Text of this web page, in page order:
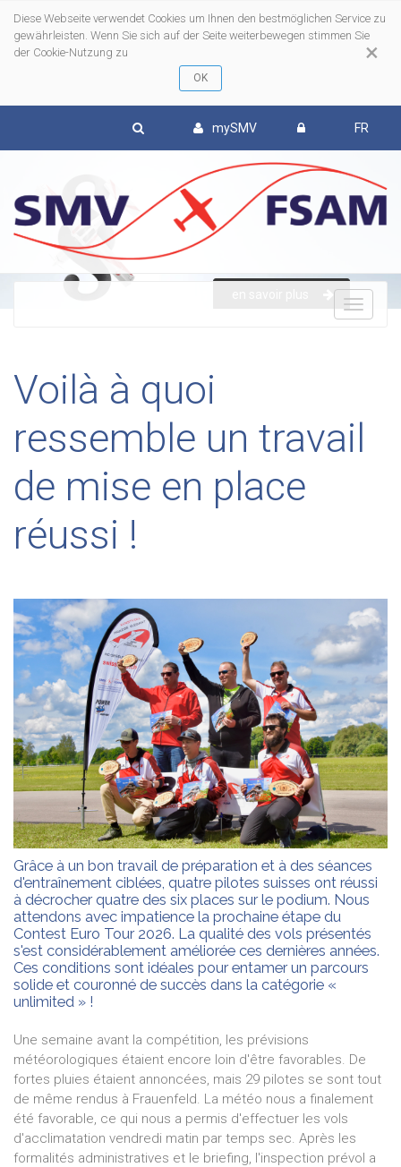
×
Diese Webseite verwendet Cookies um Ihnen den bestmöglichen Service zu
gewährleisten. Wenn Sie sich auf der Seite weiterbewegen stimmen Sie
der Cookie-Nutzung zu
mySMV FR
Voilà à quoi
ressemble un travail
de mise en place
réussi !
Grâce à un bon travail de préparation et à des séances
d'entraînement ciblées, quatre pilotes suisses ont réussi
à décrocher quatre des six places sur le podium. Nous
attendons avec impatience la prochaine étape du
Contest Euro Tour 2026. La qualité des vols présentés
s'est considérablement améliorée ces dernières années.
Ces conditions sont idéales pour entamer un parcours
solide et couronné de succès dans la catégorie «
unlimited » !
Une semaine avant la compétition, les prévisions
météorologiques étaient encore loin d'être favorables. De
fortes pluies étaient annoncées, mais 29 pilotes se sont tout
de même rendus à Frauenfeld. La météo nous a finalement
été favorable, ce qui nous a permis d'effectuer les vols
d'acclimatation vendredi matin par temps sec. Après les
formalités administratives et le briefing, l'inspection prévol a